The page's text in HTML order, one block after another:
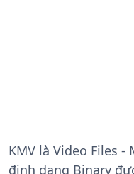
KMV là Video Files -
định dạng Binary